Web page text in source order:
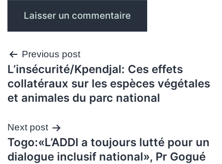
Navigation
de
l’article
Previous post
L’insécurité/Kpendjal: Ces effets
collatéraux sur les espèces végétales
et animales du parc national
Next post
Togo:«L’ADDI a toujours lutté pour un
dialogue inclusif national», Pr Gogué